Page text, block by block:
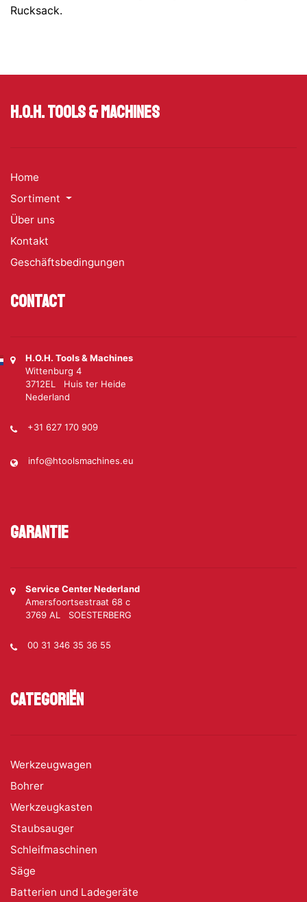
Rucksack.
H.O.H. Tools & Machines
Home
Sortiment
Über uns
Kontakt
Geschäftsbedingungen
Contact
H.O.H. Tools & Machines
Wittenburg 4
3712EL Huis ter Heide
Nederland
+31 627 170 909
info@htoolsmachines.eu
Garantie
Service Center Nederland
Amersfoortsestraat 68 c
3769 AL SOESTERBERG
00 31 346 35 36 55
Categoriën
Werkzeugwagen
Bohrer
Werkzeugkasten
Staubsauger
Schleifmaschinen
Säge
Batterien und Ladegeräte